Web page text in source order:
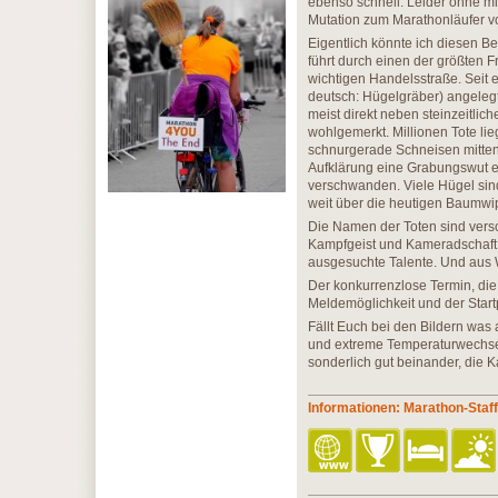
Mutation zum Marathonläufer
Eigentlich könnte ich diesen
führt durch einen der größten
wichtigen Handelsstraße. Seit
deutsch: Hügelgräber)
meist direkt neben
wohlgemerkt. Millionen Tote
schnurgerade Schneisen
Aufklärung eine Grabungswut
verschwanden. Viele Hügel
weit über die heutigen
Die Namen der Toten sind
Kampfgeist und
ausgesuchte Talente. Und
Der konkurrenzlose Termin,
Meldemöglichkeit und der
Fällt Euch bei den Bildern
und extreme
sonderlich gut beinander, die
Informationen: Marathon-